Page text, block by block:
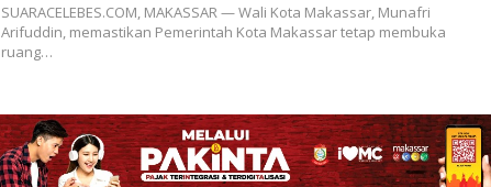
SUARACELEBES.COM, MAKASSAR — Wali Kota Makassar, Munafri
Arifuddin, memastikan Pemerintah Kota Makassar tetap membuka
ruang…